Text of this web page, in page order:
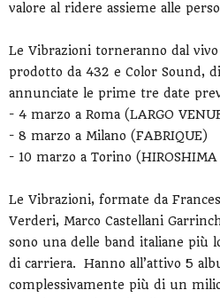
valore al ridere assieme alle
Le Vibrazioni torneranno dal
prodotto da 432 e Color Sound,
annunciate le prime tre date
- 4 marzo a Roma (LARGO
- 8 marzo a Milano (FABRIQUE)
- 10 marzo a Torino
Le Vibrazioni, formate da
Verderi, Marco Castellani
sono una delle band italiane più
di carriera. Hanno all’attivo 5
complessivamente più di un